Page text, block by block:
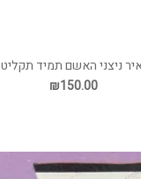
ניצני האשם תמיד תקליט
₪150.00